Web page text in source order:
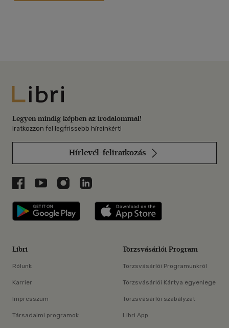
Libri
Legyen mindig képben az irodalommal!
Iratkozzon fel legfrissebb híreinkért!
Hírlevél-feliratkozás
Libri a Facebookon
Libri a Youtube-on
Libri az Instagramon
Libri a LinkedInen
Libri applikáció Szerezd meg: Google
Libri
Rólunk
Karrier
Impresszum
Társadalmi programok
Törzsvásárlói Program
Törzsvásárlói Programunkról
Törzsvásárlói Kártya egyenlege
Törzsvásárlói szabályzat
Libri App